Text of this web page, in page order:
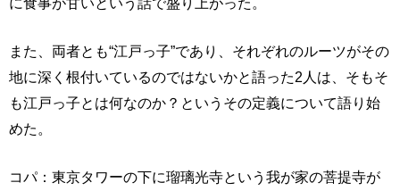
また、両者とも“江戸っ子”であり、それぞれのルーツがその
地に深く根付いているのではないかと語った2人は、そもそ
も江戸っ子とは何なのか？というその定義について語り始
めた。
コパ：東京タワーの下に瑠璃光寺という我が家の菩提寺が